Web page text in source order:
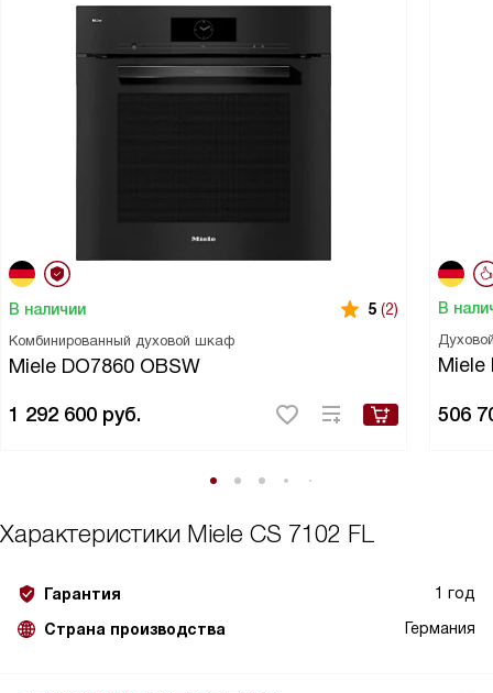
В наличии 5 (2)
Комбинированный духовой шкаф
Miele DO7860 OBSW
1 292 600 руб.
В
Miele
506
Характеристики Miele CS 7102 FL
Гарантия 1 год
Страна производства Германия